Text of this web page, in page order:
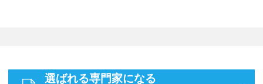
選ばれる専門家になる